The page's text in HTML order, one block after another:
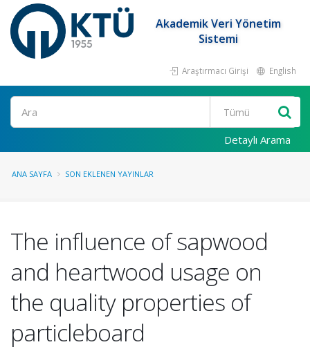
Akademik Veri Yönetim
Sistemi
Araştırmacı Girişi English
Ara
Detaylı Arama
ANA SAYFA SON EKLENEN YAYINLAR
The influence of sapwood
and heartwood usage on
the quality properties of
particleboard